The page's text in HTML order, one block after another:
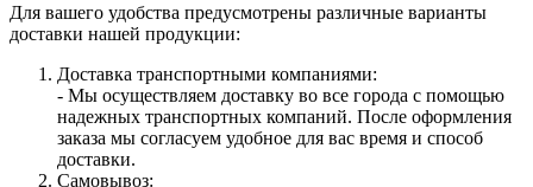
Для вашего удобства предусмотрены различные варианты
доставки нашей продукции:
Доставка транспортными компаниями:
- Мы осуществляем доставку во все города с помощью
надежных транспортных компаний. После оформления
заказа мы согласуем удобное для вас время и способ
доставки.
Самовывоз: